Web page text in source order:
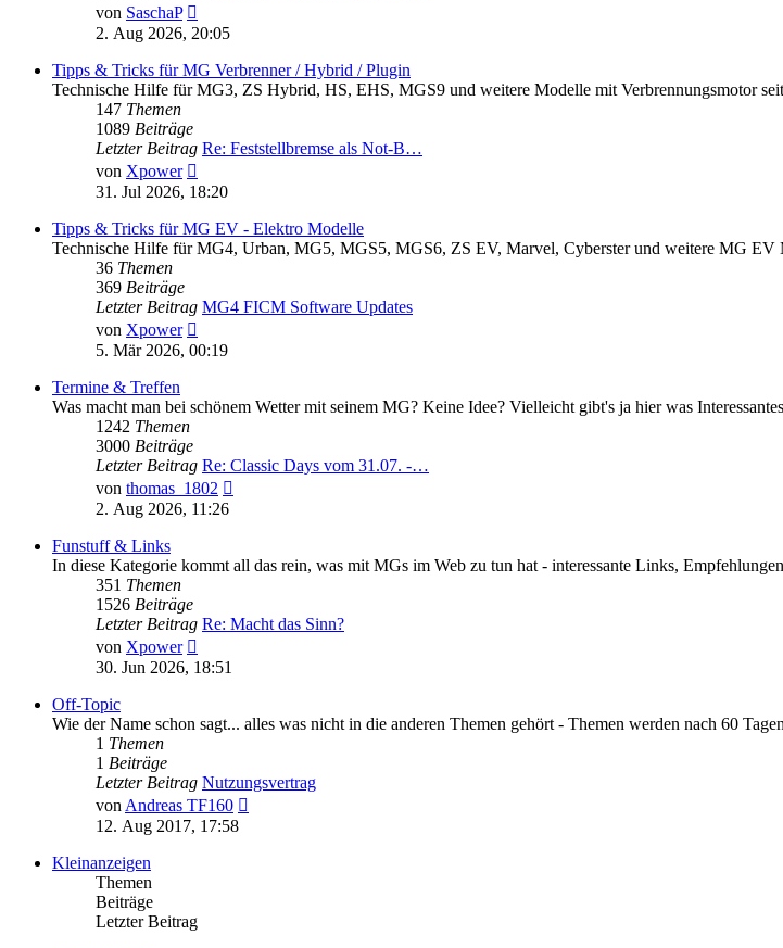
von SaschaP
Beitrag
2. Aug 2026, 20:05
Tipps & Tricks für MG Verbrenner / Hybrid / Plugin
Technische Hilfe für MG3, ZS Hybrid, HS, EHS, MGS9 und weitere Modelle mit Verbrennungsmotor
147 Themen
1089 Beiträge
Letzter Beitrag Re: Feststellbremse als Not-B…
von Xpower
Beitrag
31. Jul 2026, 18:20
Tipps & Tricks für MG EV - Elektro Modelle
Technische Hilfe für MG4, Urban, MG5, MGS5, MGS6, ZS EV, Marvel, Cyberster und weitere MG EV
36 Themen
369 Beiträge
Letzter Beitrag MG4 FICM Software Updates
von Xpower
Beitrag
5. Mär 2026, 00:19
Termine & Treffen
Was macht man bei schönem Wetter mit seinem MG? Keine Idee? Vielleicht gibt's ja hier was
1242 Themen
3000 Beiträge
Letzter Beitrag Re: Classic Days vom 31.07. -…
von thomas_1802
2. Aug 2026, 11:26
Funstuff & Links
In diese Kategorie kommt all das rein, was mit MGs im Web zu tun hat - interessante Links,
351 Themen
1526 Beiträge
Letzter Beitrag Re: Macht das Sinn?
von Xpower
Beitrag
30. Jun 2026, 18:51
Off-Topic
Wie der Name schon sagt... alles was nicht in die anderen Themen gehört - Themen werden nach 60
1 Themen
1 Beiträge
Letzter Beitrag Nutzungsvertrag
vonAndreas TF160
12. Aug 2017, 17:58
Kleinanzeigen
Themen
Beiträge
Letzter Beitrag